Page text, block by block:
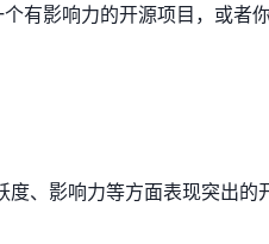
有影响力的开源项目，或
、影响力等方面表现突出